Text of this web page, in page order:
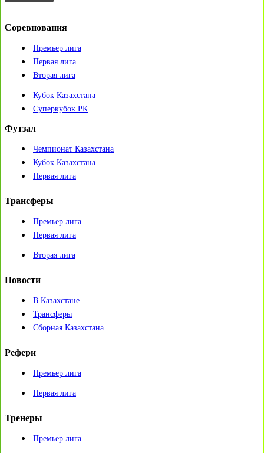
Соревнования
Премьер лига
Первая лига
Вторая лига
Кубок Казахстана
Суперкубок РК
Футзал
Чемпионат Казахстана
Кубок Казахстана
Первая лига
Трансферы
Премьер лига
Первая лига
Вторая лига
Новости
В Казахстане
Трансферы
Сборная Казахстана
Рефери
Премьер лига
Первая лига
Тренеры
Премьер лига